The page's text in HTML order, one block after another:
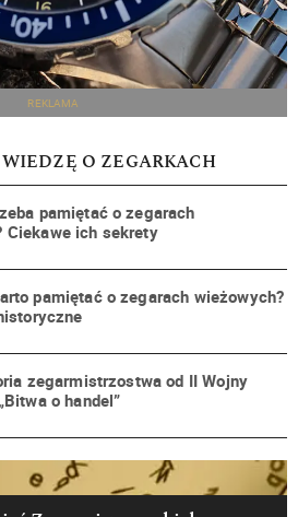
REKLAMA
WIEDZĘ O ZEGARKACH
pamiętać o zegarach
Ciekawe ich sekrety
pamiętać o zegarach wieżowych?
zegarmistrzostwa od II Wojny
o handel”